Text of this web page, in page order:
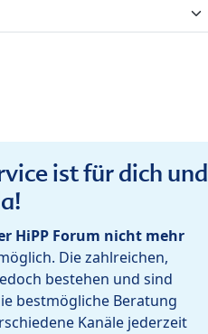
ist für dich und
HiPP Forum nicht mehr
Die zahlreichen,
bestehen und sind
bestmögliche Beratung
Kanäle jederzeit